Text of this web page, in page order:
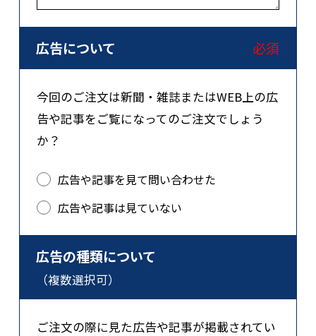
広告について 必須
今回のご注文は新聞・雑誌またはWEB上の広
告や記事をご覧になってのご注文でしょう
か？
広告や記事を見て問い合わせた
広告や記事は見ていない
広告の種類について
（複数選択可）
ご注文の際に見た広告や記事が掲載されてい